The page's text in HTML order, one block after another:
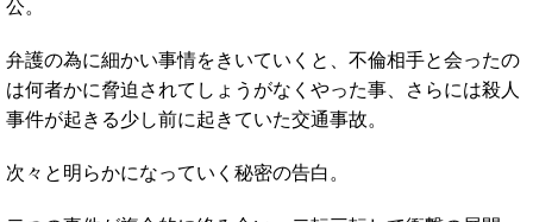
公。
弁護の為に細かい事情をきいていくと、不倫相手と会ったの
は何者かに脅迫されてしょうがなくやった事、さらには殺人
事件が起きる少し前に起きていた交通事故。
次々と明らかになっていく秘密の告白。